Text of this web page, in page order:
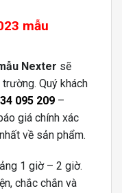
mẫu
Nexter sẽ
Quý khách
095 209 –
giá chính xác
về sản phẩm.
1 giờ – 2 giờ.
chắc chắn và